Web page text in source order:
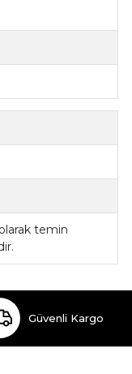
temin
Güvenli Kargo